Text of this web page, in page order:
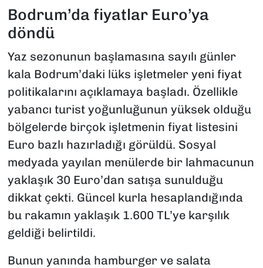
Bodrum’da fiyatlar Euro’ya
döndü
Yaz sezonunun başlamasına sayılı günler
kala Bodrum’daki lüks işletmeler yeni fiyat
politikalarını açıklamaya başladı. Özellikle
yabancı turist yoğunluğunun yüksek olduğu
bölgelerde birçok işletmenin fiyat listesini
Euro bazlı hazırladığı görüldü. Sosyal
medyada yayılan menülerde bir lahmacunun
yaklaşık 30 Euro’dan satışa sunulduğu
dikkat çekti. Güncel kurla hesaplandığında
bu rakamın yaklaşık 1.600 TL’ye karşılık
geldiği belirtildi.
Bunun yanında hamburger ve salata